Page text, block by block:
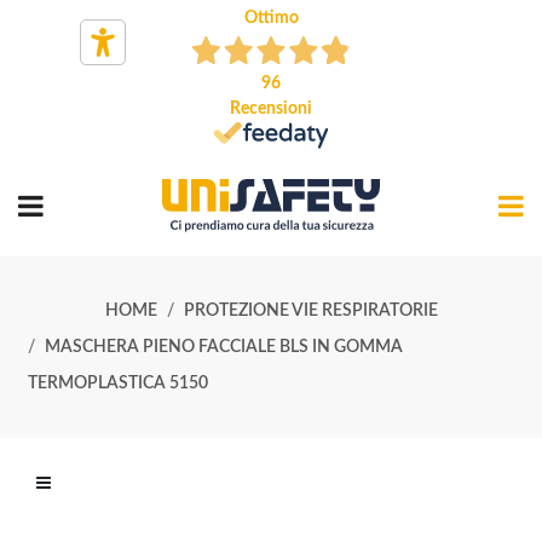
Ottimo
96
Recensioni
HOME PROTEZIONE VIE RESPIRATORIE
MASCHERA PIENO FACCIALE BLS IN GOMMA
TERMOPLASTICA 5150